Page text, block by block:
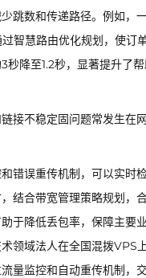
跳数和传递路径。例如，
智慧路由优化规划，使订
秒降至1.2秒，显著提升了
接不稳定固问题常发生在
错误重传机制，可以实时
结合带宽管理策略规划，
于降低丢包率，保障主要
领域法人在全国混拨VPS
量监控和自动重传机制，